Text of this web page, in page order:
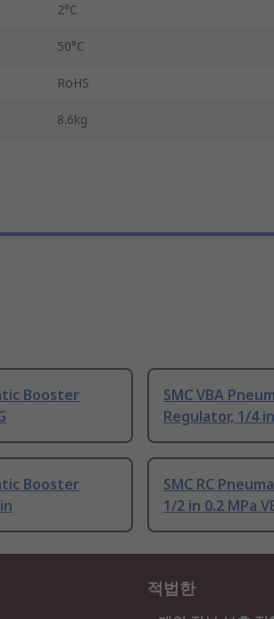
2°C
50°C
RoHS
8.6kg
Booster
SMC VBA
Regulator, 1/4 in
Booster
SMC RC
1/2 in 0.2 MPa
적법한